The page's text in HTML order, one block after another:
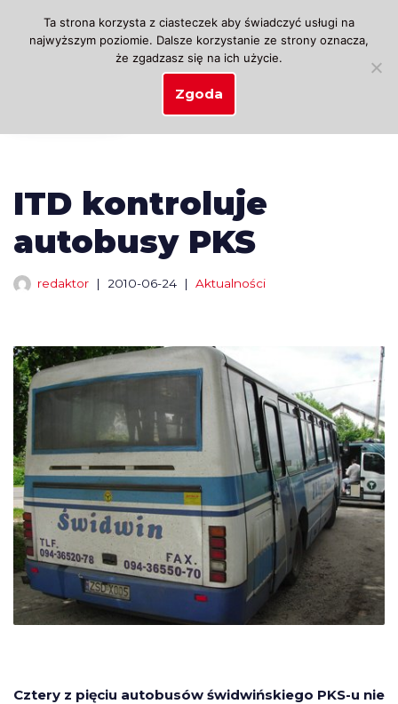
Przejdź
ITD kontroluje
autobusy PKS
redaktor 2010-06-24 Aktualności
Cztery z pięciu autobusów świdwińskiego PKS-u nie
Ta strona korzysta z ciasteczek aby świadczyć usługi na
najwyższym poziomie. Dalsze korzystanie ze strony oznacza,
że zgadzasz się na ich użycie.
Zgoda